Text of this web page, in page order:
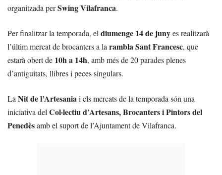
organitzada perSwing Vilafranca.
Per finalitzar la temporada, el diumenge 14 de junyes realitzarà
l’últim mercat de brocanters a la rambla Sant Francesc, que
estarà obert de 10h a 14h, amb més de 20 parades plenes
d’antiguitats, llibres i peces singulars.
La Nit de l’Artesaniai els mercats de la temporada són una
iniciativa del Col·lectiu d’Artesans, Brocanters i Pintors del
Penedèsamb el suport de l’Ajuntament de Vilafranca.